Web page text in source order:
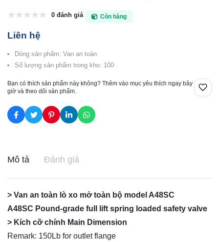
0 đánh giá Còn hàng
Liên hệ
Dòng sản phẩm: Van an toàn
Số lượng sản phẩm trong kho: 100
Bạn có thích sản phẩm này không? Thêm vào mục yêu thích ngay bây
giờ và theo dõi sản phẩm.
Mô tả Đánh giá
> Van an toàn lò xo mở toàn bộ model A48SC
A48SC Pound-grade full lift spring loaded safety valve
> Kích cỡ chính Main Dimension
Remark: 150Lb for outlet flange